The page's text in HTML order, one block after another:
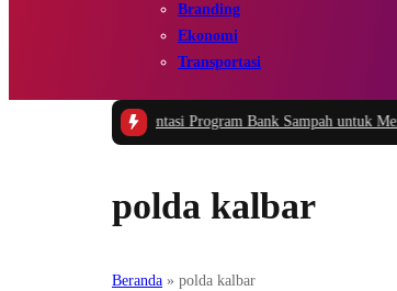
Branding
Ekonomi
Transportasi
dan Implementasi Program Bank Sampah untuk
polda kalbar
Beranda » polda kalbar